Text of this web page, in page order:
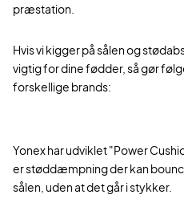
præstation.
Hvis vi kigger på sålen og
vigtig for dine fødder, så gør
forskellige brands:
Yonex har udviklet "Power
er støddæmpning der kan
sålen, uden at det går i stykker.